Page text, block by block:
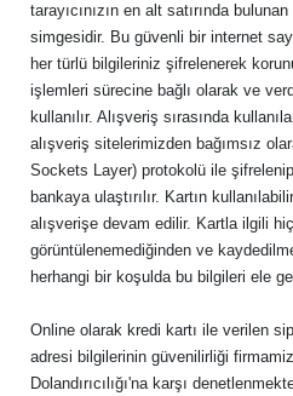
tarayıcınızın en alt satırında
simgesidir. Bu güvenli bir internet
her türlü bilgileriniz şifrelenerek
işlemleri sürecine bağlı olarak ve
kullanılır. Alışveriş sırasında
alışveriş sitelerimizden bağımsız
Sockets Layer) protokolü ile
bankaya ulaştırılır. Kartın
alışverişe devam edilir. Kartla ilgili
görüntülenemediğinden ve
herhangi bir koşulda bu bilgileri ele
Online olarak kredi kartı ile verilen
adresi bilgilerinin güvenilirliği
Dolandırıcılığı'na karşı